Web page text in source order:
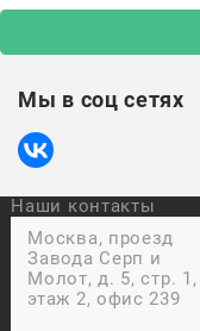
Мы в соц сетях
Наши контакты
Москва, проезд
Завода Серп и
Молот, д. 5, стр. 1,
этаж 2, офис 239